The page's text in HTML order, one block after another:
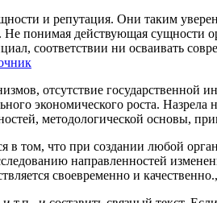
и репутация. Они таким
понимая действующая сущности
соответствии ни осваивать
отсутствие государственной
экономического роста. Назрела
методологической основы,
том, что при создании любой
направленностей
своевременно и качественно.,